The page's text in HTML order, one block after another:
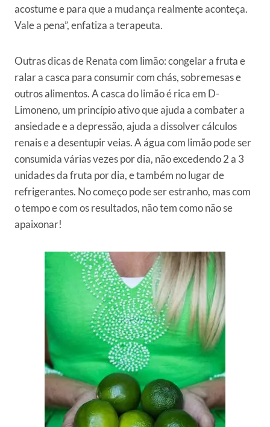
acostume e para que a mudança realmente aconteça.
Vale a pena”, enfatiza a terapeuta.
Outras dicas de Renata com limão: congelar a fruta e
ralar a casca para consumir com chás, sobremesas e
outros alimentos. A casca do limão é rica em D-
Limoneno, um princípio ativo que ajuda a combater a
ansiedade e a depressão, ajuda a dissolver cálculos
renais e a desentupir veias. A água com limão pode ser
consumida várias vezes por dia, não excedendo 2 a 3
unidades da fruta por dia, e também no lugar de
refrigerantes. No começo pode ser estranho, mas com
o tempo e com os resultados, não tem como não se
apaixonar!